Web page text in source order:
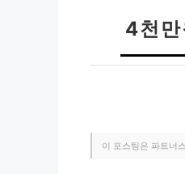
4천
이 포스팅은 파트너